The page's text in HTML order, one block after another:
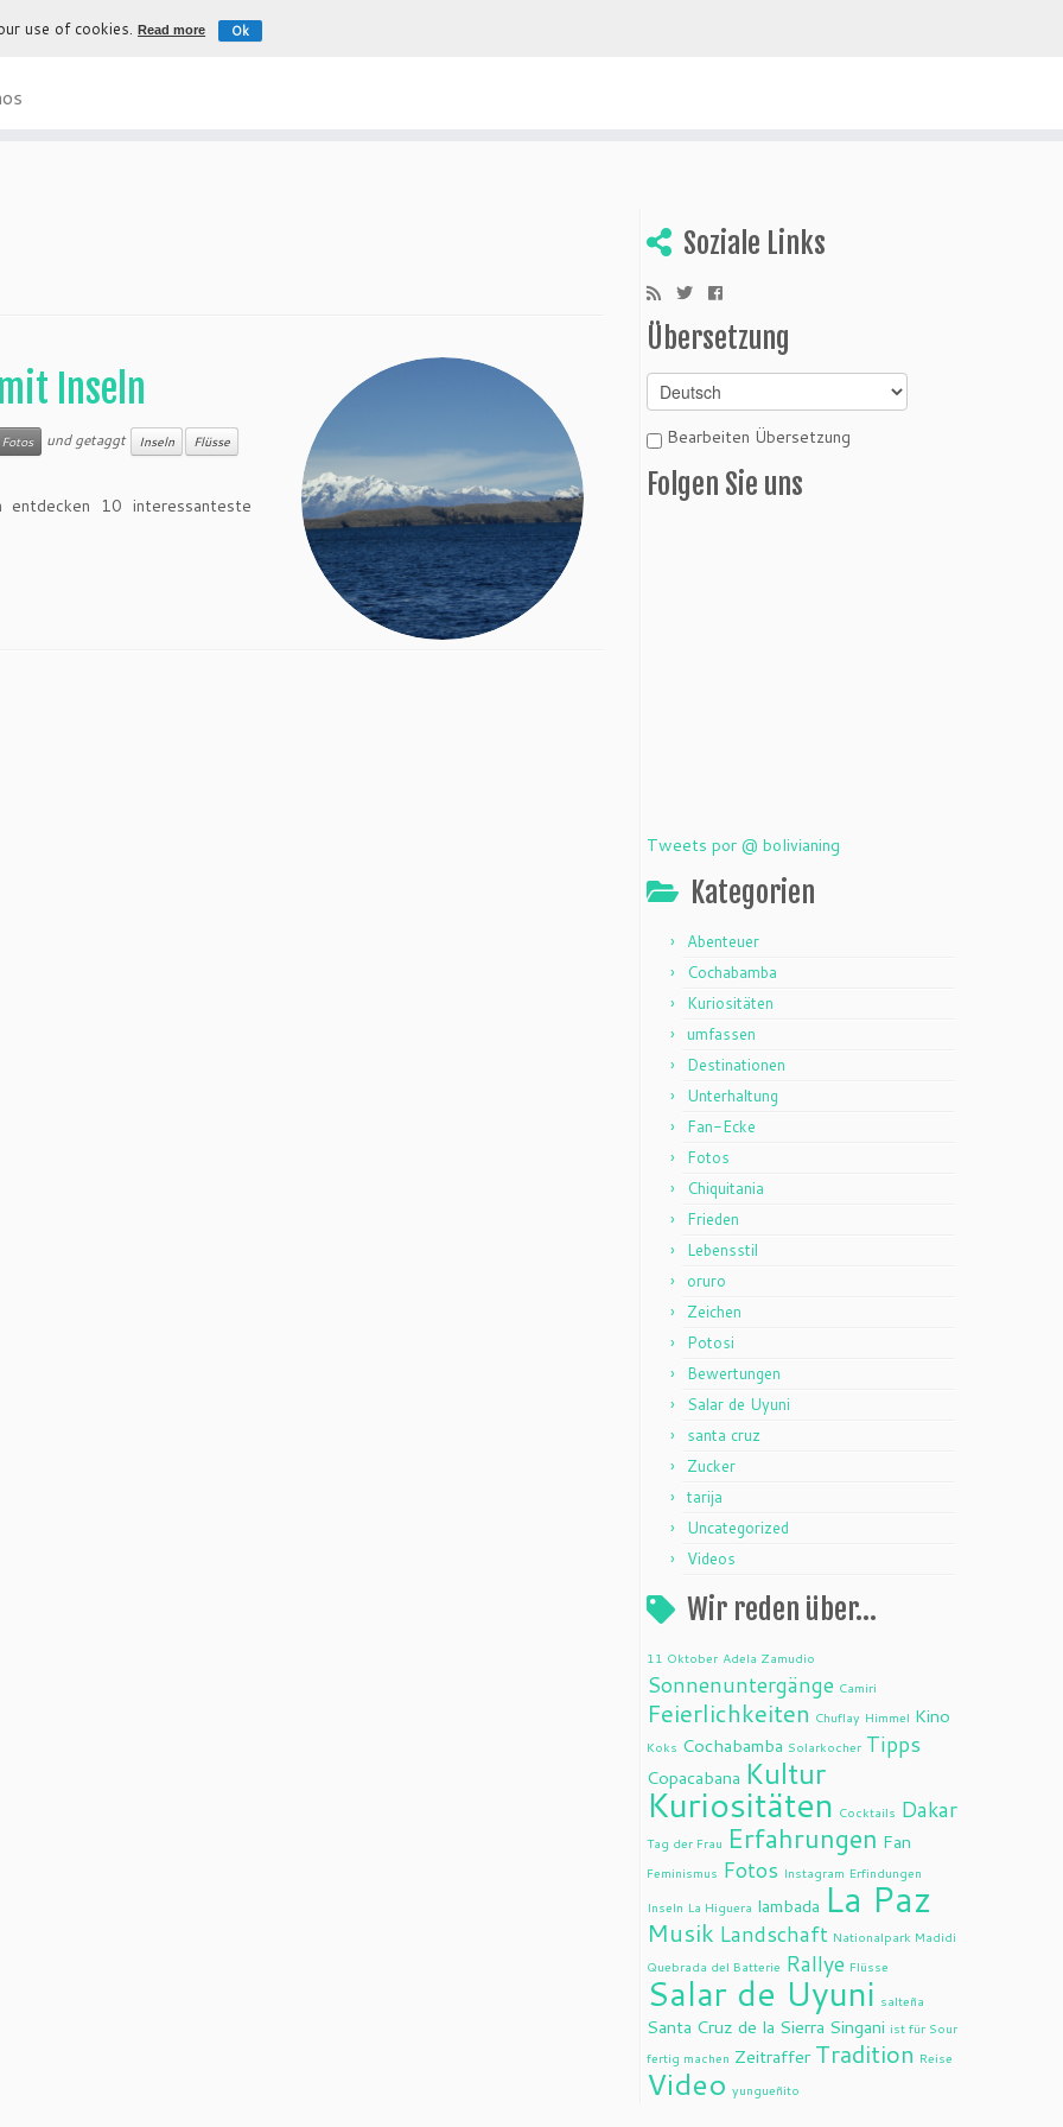
Die authentische Erfahrung nach Bolivien entdecken
Inseln
Fotos und getaggt Inseln Flüsse
10 interessanteste
Soziale Links
Übersetzung
Bearbeiten Übersetzung
Folgen Sie uns
Tweets por @ bolivianing
Kategorien
Abenteuer
Cochabamba
Kuriositäten
umfassen
Destinationen
Unterhaltung
Fan-Ecke
Fotos
Chiquitania
Frieden
Lebensstil
oruro
Zeichen
Potosi
Bewertungen
Salar de Uyuni
santa cruz
Zucker
tarija
Uncategorized
Videos
Wir reden über…
11 Oktober Adela Zamudio
Sonnenuntergänge Camiri
Feierlichkeiten Chuflay Himmel Kino
Koks Cochabamba Solarkocher Tipps
Copacabana Kultur
Kuriositäten Cocktails Dakar
Tag der Frau Erfahrungen Fan
Feminismus Fotos Instagram Erfindungen
Inseln La Higuera lambada La Paz
Musik Landschaft Nationalpark Madidi
Quebrada del Batterie Rallye Flüsse
Salar de Uyuni salteña
Santa Cruz de la Sierra Singani ist für Sour
fertig machen Zeitraffer Tradition Reise
Video yungueñito
use of cookies.Read more Ok